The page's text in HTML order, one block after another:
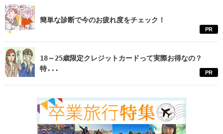
簡単な診断で今のお疲れ度をチェック！
PR
18～25歳限定クレジットカードって実際お得なの？
特...
PR